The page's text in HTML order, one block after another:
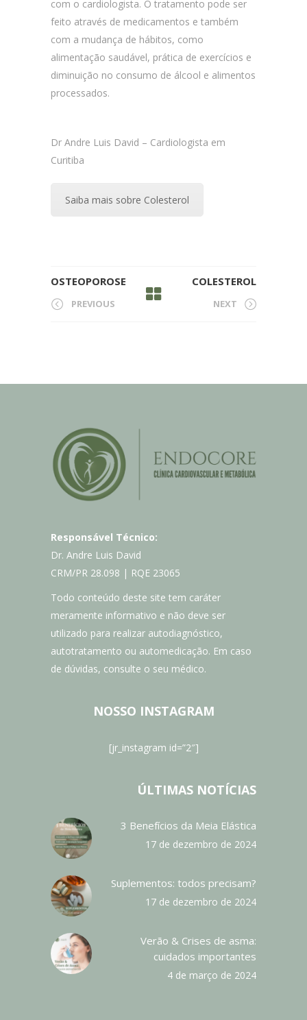
com o cardiologista. O tratamento pode ser
feito através de medicamentos e também
com a mudança de hábitos, como
alimentação saudável, prática de exercícios e
diminuição no consumo de álcool e alimentos
processados.
Dr Andre Luis David – Cardiologista em
Curitiba
Saiba mais sobre Colesterol
OSTEOPOROSE
PREVIOUS
COLESTEROL
NEXT
Responsável Técnico:
Dr. Andre Luis David
CRM/PR 28.098 | RQE 23065
Todo conteúdo deste site tem caráter
meramente informativo e não deve ser
utilizado para realizar autodiagnóstico,
autotratamento ou automedicação. Em caso
de dúvidas, consulte o seu médico.
NOSSO INSTAGRAM
[jr_instagram id=”2″]
ÚLTIMAS NOTÍCIAS
3 Benefícios da Meia Elástica
17 de dezembro de 2024
Suplementos: todos precisam?
17 de dezembro de 2024
Verão & Crises de asma:
cuidados importantes
4 de março de 2024